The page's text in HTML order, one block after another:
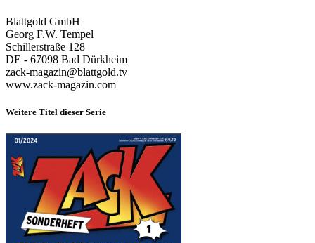
Blattgold GmbH
Georg F.W. Tempel
Schillerstraße 128
DE - 67098 Bad Dürkheim
zack-magazin@blattgold.tv
www.zack-magazin.com
Weitere Titel dieser Serie